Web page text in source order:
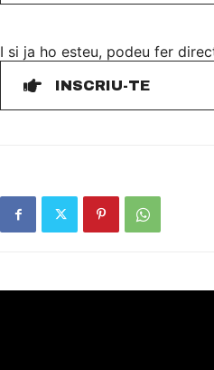
I si ja ho esteu, podeu fer
INSCRIU-TE